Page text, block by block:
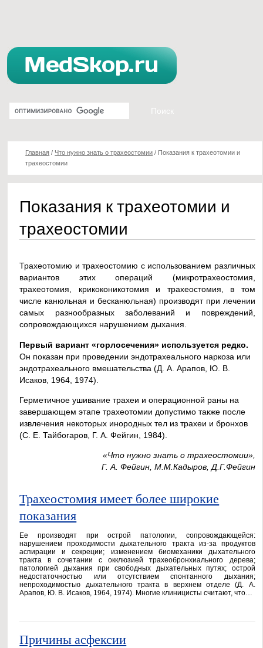
Главная / Что нужно знать о трахеостомии / Показания к трахеотомии и
трахеостомии
Показания к трахеотомии и
трахеостомии
Трахеотомию и трахеостомию с использованием различных
вариантов этих операций (микротрахеостомия,
трахеотомия, крикоконикотомия и трахеостомия, в том
числе канюльная и бесканюльная) производят при лечении
самых разнообразных заболеваний и повреждений,
сопровождающихся нарушением дыхания.
Первый вариант «горлосечения» используется редко.
Он показан при проведении эндотрахеального наркоза или
эндотрахеального вмешательства (Д. А. Арапов, Ю. В.
Исаков, 1964, 1974).
Герметичное ушивание трахеи и операционной раны на
завершающем этапе трахеотомии допустимо также после
извлечения некоторых инородных тел из трахеи и бронхов
(С. Е. Тайбогаров, Г. А. Фейгин, 1984).
«Что нужно знать о трахеостомии»,
Г. А. Фейгин, М.М.Кадыров, Д.Г.Фейгин
Трахеостомия имеет более широкие
показания
Ее производят при острой патологии, сопровождающейся:
нарушением проходимости дыхательного тракта из-за продуктов
аспирации и секреции; изменением биомеханики дыхательного
тракта в сочетании с окклюзией трахеобронхиального дерева;
патологией дыхания при свободных дыхательных путях; острой
недостаточностью или отсутствием спонтанного дыхания;
непроходимостью дыхательного тракта в верхнем отделе (Д. А.
Арапов, Ю. В. Исаков, 1964, 1974). Многие клиницисты считают, что…
Причины асфексии